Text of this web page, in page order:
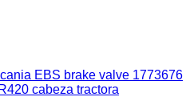
EBS brake valve 1773676
cabeza tractora